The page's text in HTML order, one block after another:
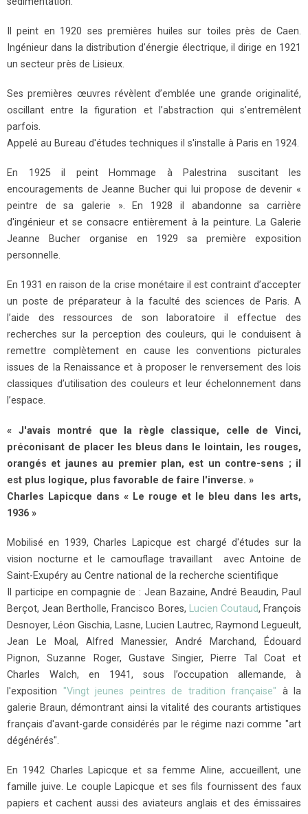
Il peint en 1920 ses premières huiles sur toiles près de Caen.
Ingénieur dans la distribution d'énergie électrique, il dirige en 1921
un secteur près de Lisieux.
Ses premières œuvres révèlent d’emblée une grande originalité,
oscillant entre la figuration et l’abstraction qui s’entremêlent
parfois.
Appelé au Bureau d'études techniques il s'installe à Paris en 1924.
En 1925 il peint Hommage à Palestrina suscitant les
encouragements de Jeanne Bucher qui lui propose de devenir «
peintre de sa galerie ». En 1928 il abandonne sa carrière
d'ingénieur et se consacre entièrement à la peinture. La Galerie
Jeanne Bucher organise en 1929 sa première exposition
personnelle.
En 1931 en raison de la crise monétaire il est contraint d’accepter
un poste de préparateur à la faculté des sciences de Paris. A
l’aide des ressources de son laboratoire il effectue des
recherches sur la perception des couleurs, qui le conduisent à
remettre complètement en cause les conventions picturales
issues de la Renaissance et à proposer le renversement des lois
classiques d’utilisation des couleurs et leur échelonnement dans
l’espace.
« J'avais montré que la règle classique, celle de Vinci,
préconisant de placer les bleus dans le lointain, les rouges,
orangés et jaunes au premier plan, est un contre-sens ; il
est plus logique, plus favorable de faire l'inverse. »
Charles Lapicque dans « Le rouge et le bleu dans les arts,
1936 »
Mobilisé en 1939, Charles Lapicque est chargé d'études sur la
vision nocturne et le camouflage travaillant avec Antoine de
Saint-Exupéry au Centre national de la recherche scientifique
Il participe en compagnie de : Jean Bazaine, André Beaudin, Paul
Berçot, Jean Bertholle, Francisco Bores, Lucien Coutaud, François
Desnoyer, Léon Gischia, Lasne, Lucien Lautrec, Raymond Legueult,
Jean Le Moal, Alfred Manessier, André Marchand, Édouard
Pignon, Suzanne Roger, Gustave Singier, Pierre Tal Coat et
Charles Walch, en 1941, sous l’occupation allemande, à
l'exposition "Vingt jeunes peintres de tradition française" à la
galerie Braun, démontrant ainsi la vitalité des courants artistiques
français d'avant-garde considérés par le régime nazi comme "art
dégénérés".
En 1942 Charles Lapicque et sa femme Aline, accueillent, une
famille juive. Le couple Lapicque et ses fils fournissent des faux
papiers et cachent aussi des aviateurs anglais et des émissaires